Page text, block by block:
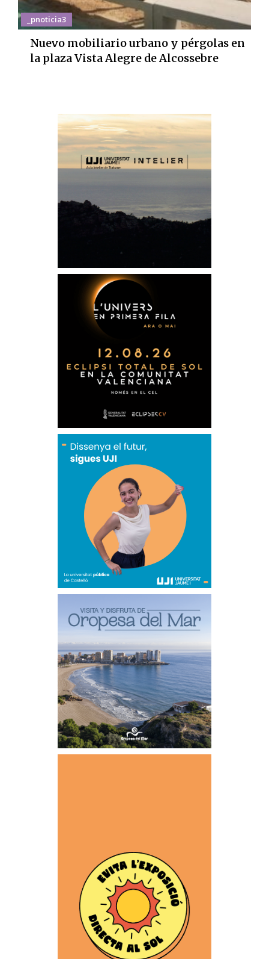
_pnoticia3
Nuevo mobiliario urbano y pérgolas en
la plaza Vista Alegre de Alcossebre